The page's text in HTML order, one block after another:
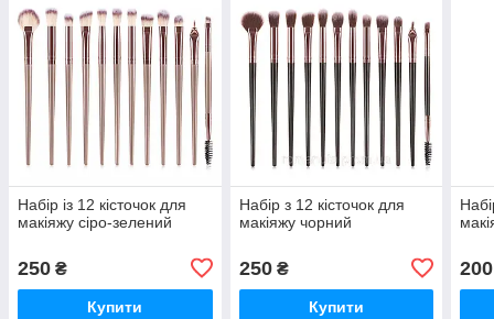
Набір із 12 кісточок для
макіяжу сіро-зелений
250 ₴
Купити
Набір з 12 кісточок для
макіяжу чорний
250₴
Купити
200